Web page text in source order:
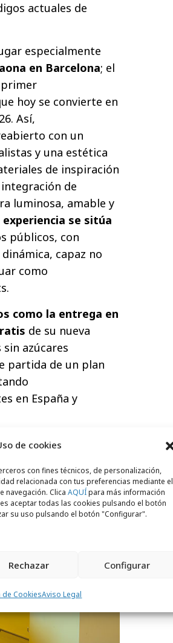
de cookies
con fines técnicos, de personalización,
relacionada con tus preferencias mediante el
navegación. Clica AQUÍpara más información
aceptar todas las cookies pulsando el botón
su uso pulsando el botón "Configurar".
Rechazar Configurar
de CookiesAviso Legal
actuales de
especialmente
en Barcelona; el
primer
hoy se convierte en
Así,
con un
y una estética
de inspiración
de
luminosa, amable y
experiencia se sitúa
públicos, con
capaz no
como
como la entrega en
de su nueva
azúcares
partida de un plan
en España y